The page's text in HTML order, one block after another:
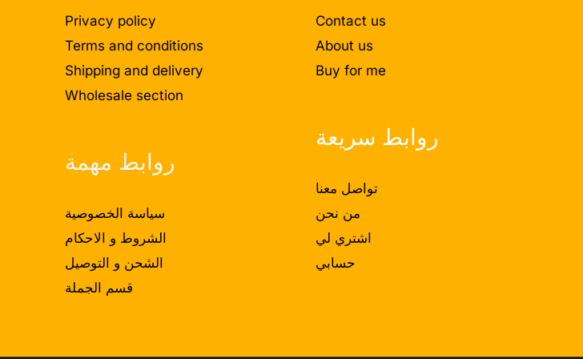
Contact us
About us
Buy for me
روابط سريعة
تواصل معنا
من نحن
اشتري لي
حسابي
Privacy policy
Terms and conditions
Shipping and delivery
Wholesale section
روابط مهمة
سياسة الخصوصية
الشروط و الاحكام
الشحن و التوصيل
قسم الجملة